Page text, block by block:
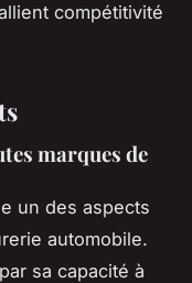
compétitivité
marques de
un des aspects
automobile.
sa capacité à